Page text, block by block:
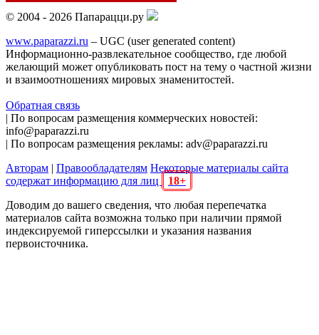
© 2004 - 2026 Папарацци.ру
www.paparazzi.ru – UGC (user generated content)
Информационно-развлекательное сообщество, где любой
желающий может опубликовать пост на тему о частной жизни
и взаимоотношениях мировых знаменитостей.
Обратная связь
| По вопросам размещения коммерческих новостей:
info@paparazzi.ru
| По вопросам размещения рекламы: adv@paparazzi.ru
Авторам | Правообладателям Некоторые материалы сайта
содержат информацию для лиц
18+
Доводим до вашего сведения, что любая перепечатка
материалов сайта возможна только при наличии прямой
индексируемой гиперссылки и указания названия
первоисточника.